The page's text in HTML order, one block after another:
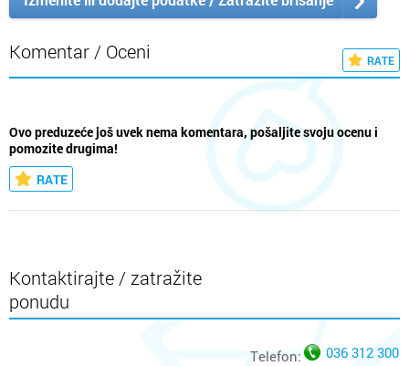
Komentar / Oceni RATE
Ovo preduzeće još uvek nema komentara, pošaljite svoju ocenu i
pomozite drugima!
RATE
Kontaktirajte / zatražite
ponudu
Telefon: 036 312 300